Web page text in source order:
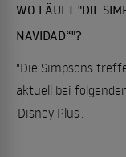
WO LÄUFT "DIE
NAVIDAD“"?
"Die Simpsons
aktuell bei
Disney Plus